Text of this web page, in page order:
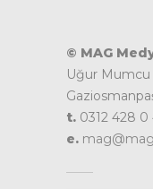
© MAG
Uğur Mumcu
t. 0312 428 0
e.